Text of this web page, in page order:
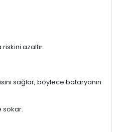
azaltır.
sağlar, böylece bataryanın
sokar.